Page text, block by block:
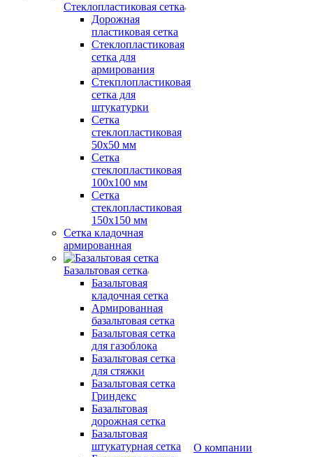
Стеклопластиковая сетка
Дорожная
пластиковая сетка
Стеклопластиковая
сетка для
армирования
Стекплопластиковая
сетка для
штукатурки
Сетка
стеклопластиковая
50x50 мм
Сетка
стеклопластиковая
100x100 мм
Сетка
стеклопластиковая
150x150 мм
Сетка кладочная
армированная
Базальтовая сетка
Базальтовая
кладочная сетка
Армированная
базальтовая сетка
Базальтовая сетка
для газоблока
Базальтовая сетка
для стяжки
Базальтовая сетка
Гриндекс
Базальтовая
дорожная сетка
Базальтовая
штукатурная сетка
О компании